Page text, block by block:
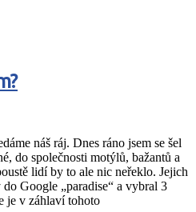
náš ráj. Dnes ráno jsem se šel
do společnosti motýlů, bažantů a
lidí by to ale nic neřeklo. Jejich
Google „paradise“ a vybral 3
je v záhlaví tohoto